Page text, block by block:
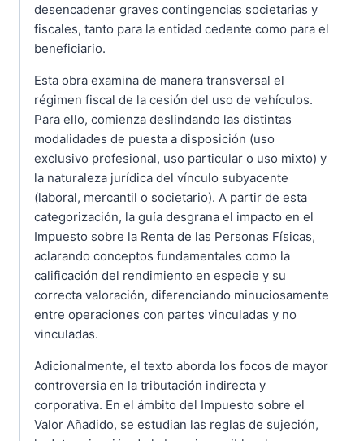
desencadenar graves contingencias societarias y
fiscales, tanto para la entidad cedente como para el
beneficiario.
Esta obra examina de manera transversal el
régimen fiscal de la cesión del uso de vehículos.
Para ello, comienza deslindando las distintas
modalidades de puesta a disposición (uso
exclusivo profesional, uso particular o uso mixto) y
la naturaleza jurídica del vínculo subyacente
(laboral, mercantil o societario). A partir de esta
categorización, la guía desgrana el impacto en el
Impuesto sobre la Renta de las Personas Físicas,
aclarando conceptos fundamentales como la
calificación del rendimiento en especie y su
correcta valoración, diferenciando minuciosamente
entre operaciones con partes vinculadas y no
vinculadas.
Adicionalmente, el texto aborda los focos de mayor
controversia en la tributación indirecta y
corporativa. En el ámbito del Impuesto sobre el
Valor Añadido, se estudian las reglas de sujeción,